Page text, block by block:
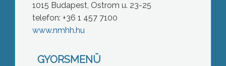
1015 Budapest, Ostrom u. 23-25
telefon: +36 1 457 7100
www.nmhh.hu
GYORSMENÜ